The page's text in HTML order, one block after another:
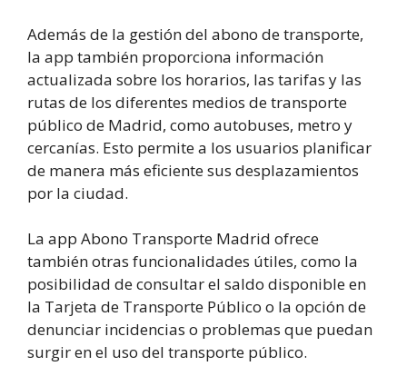
Además de la gestión del abono de transporte,
la app también proporciona información
actualizada sobre los horarios, las tarifas y las
rutas de los diferentes medios de transporte
público de Madrid, como autobuses, metro y
cercanías. Esto permite a los usuarios planificar
de manera más eficiente sus desplazamientos
por la ciudad.
La app Abono Transporte Madrid ofrece
también otras funcionalidades útiles, como la
posibilidad de consultar el saldo disponible en
la Tarjeta de Transporte Público o la opción de
denunciar incidencias o problemas que puedan
surgir en el uso del transporte público.